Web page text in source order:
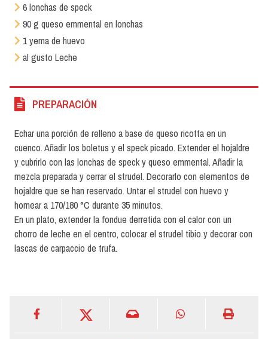
6 lonchas de speck
90 g queso emmental en lonchas
1 yema de huevo
al gusto Leche
PREPARACIÓN
Echar una porción de relleno a base de queso ricotta en un
cuenco. Añadir los boletus y el speck picado. Extender el hojaldre
y cubrirlo con las lonchas de speck y queso emmental. Añadir la
mezcla preparada y cerrar el strudel. Decorarlo con elementos de
hojaldre que se han reservado. Untar el strudel con huevo y
hornear a 170/180 °C durante 35 minutos.
En un plato, extender la fondue derretida con el calor con un
chorro de leche en el centro, colocar el strudel tibio y decorar con
lascas de carpaccio de trufa.